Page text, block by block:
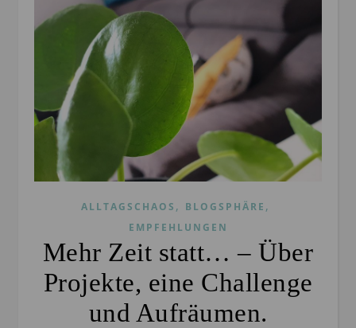
ALLTAGSCHAOS , BLOGSPHÄRE ,
EMPFEHLUNGEN
Mehr Zeit statt… – Über
Projekte, eine Challenge
und Aufräumen.